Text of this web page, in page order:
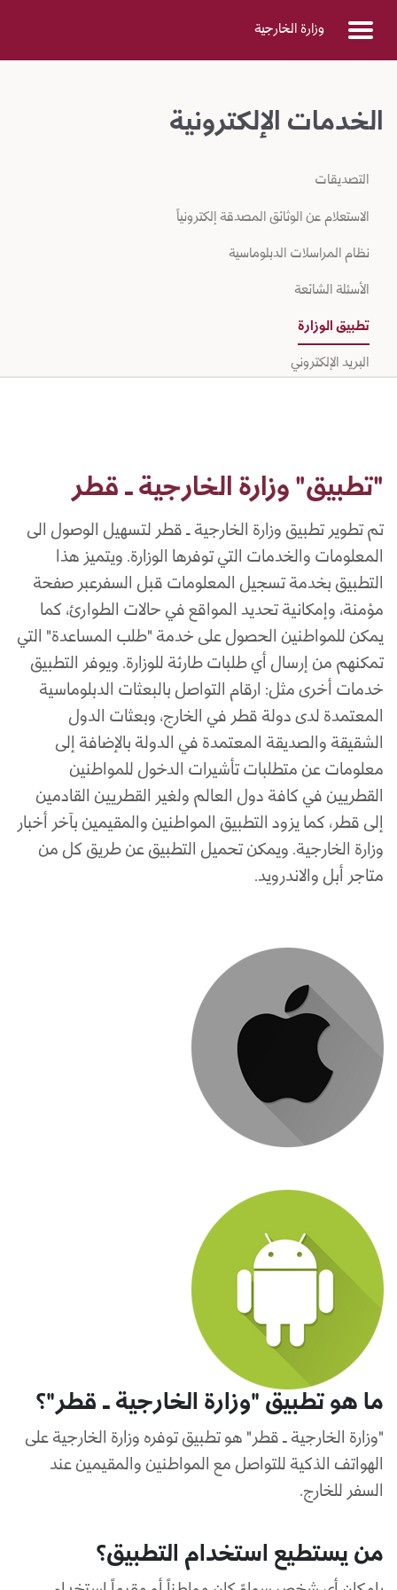
Skip to Main Contentوزارة الخارجية
الخدمات الإلكترونية
التصديقات
الاستعلام عن الوثائق المصدقة إلكترونياً
نظام المراسلات الدبلوماسية
الأسئلة الشائعة
تطبيق الوزارة
البريد الإلكتروني
"تطبيق" وزارة الخارجية ـ قطر
تم تطوير تطبيق وزارة الخارجية ـ قطر لتسهيل الوصول الى
المعلومات والخدمات التي توفرها الوزارة. ويتميز هذا
التطبيق بخدمة تسجيل المعلومات قبل السفرعبر صفحة
مؤمنة، وإمكانية تحديد المواقع في حالات الطوارئ، كما
يمكن للمواطنين الحصول على خدمة "طلب المساعدة" التي
تمكنهم من إرسال أي طلبات طارئة للوزارة. ويوفر التطبيق
خدمات أخرى مثل: ارقام التواصل بالبعثات الدبلوماسية
المعتمدة لدى دولة قطر في الخارج، وبعثات الدول
الشقيقة والصديقة المعتمدة في الدولة بالإضافة إلى
معلومات عن متطلبات تأشيرات الدخول للمواطنين
القطريين في كافة دول العالم ولغير القطريين القادمين
إلى قطر، كما يزود التطبيق المواطنين والمقيمين بآخر أخبار
وزارة الخارجية. ويمكن تحميل التطبيق عن طريق كل من
متاجر أبل والاندرويد.
ما هو تطبيق "وزارة الخارجية ـ قطر"؟
"وزارة الخارجية ـ ­­قطر" هو تطبيق توفره وزارة الخارجية على
الهواتف الذكية للتواصل مع المواطنين والمقيمين عند
السفر للخارج.
من يستطيع استخدام التطبيق؟